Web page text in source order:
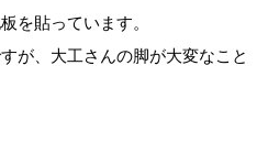
を貼っています。
が、大工さんの脚が大変なこと